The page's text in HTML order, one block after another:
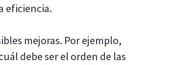
eficiencia.
mejoras. Por ejemplo,
debe ser el orden de las